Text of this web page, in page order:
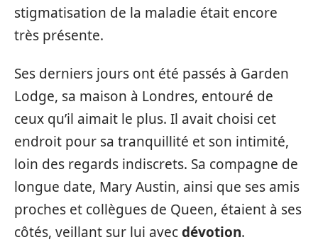
stigmatisation de la maladie était encore
très présente.
Ses derniers jours ont été passés à Garden
Lodge, sa maison à Londres, entouré de
ceux qu’il aimait le plus. Il avait choisi cet
endroit pour sa tranquillité et son intimité,
loin des regards indiscrets. Sa compagne de
longue date, Mary Austin, ainsi que ses amis
proches et collègues de Queen, étaient à ses
côtés, veillant sur lui avecdévotion.